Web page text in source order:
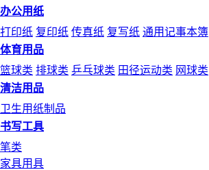
办公用纸
打印纸 复印纸 传真纸 复写纸 通用记事本簿
体育用品
篮球类 排球类 乒乓球类 田径运动类 网球类
清洁用品
卫生用纸制品
书写工具
笔类
家具用具